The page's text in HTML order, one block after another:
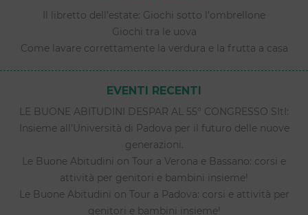
Il libretto dell’estate: Giochi sotto l’ombrellone
Giochi tra le uova
Come lavare correttamente la verdura e la frutta a casa
EVENTI RECENTI
LE BUONE ABITUDINI DESPAR AL 55° CONGRESSO SItI:
Insieme all’Università di Padova per il futuro delle nuove
generazioni.
Le Buone Abitudini on Tour a Verona e Bassano: corsi e
attività per genitori e bambini insieme!
Le Buone Abitudini on Tour a Padova: corsi e attività per
genitori e bambini insieme!